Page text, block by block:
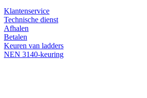
Klantenservice
Technische dienst
Afhalen
Betalen
Keuren van ladders
NEN 3140-keuring